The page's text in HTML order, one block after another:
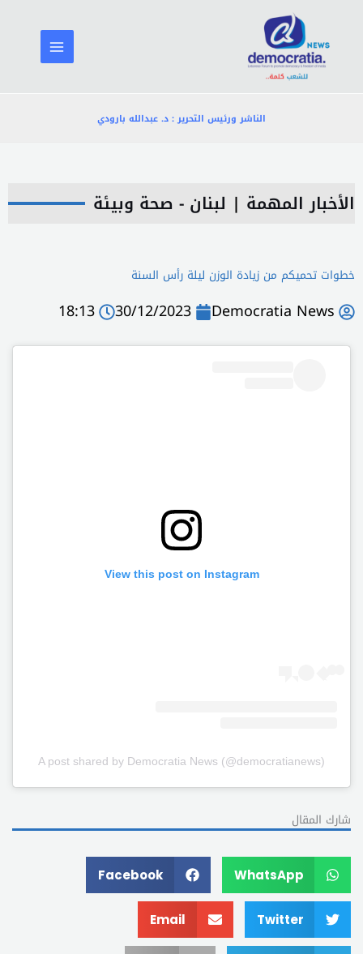
المحتوى
الناشر ورئيس التحرير : د. عبدالله بارودي
الأخبار المهمة | لبنان - صحة وبيئة
خطوات تحميكم من زيادة الوزن ليلة رأس السنة
Democratia News
30/12/2023
18:13
View this post on Instagram
A post shared by Democratia News (@democratianews)
شارك المقال
WhatsApp
Facebook
Twitter
Email